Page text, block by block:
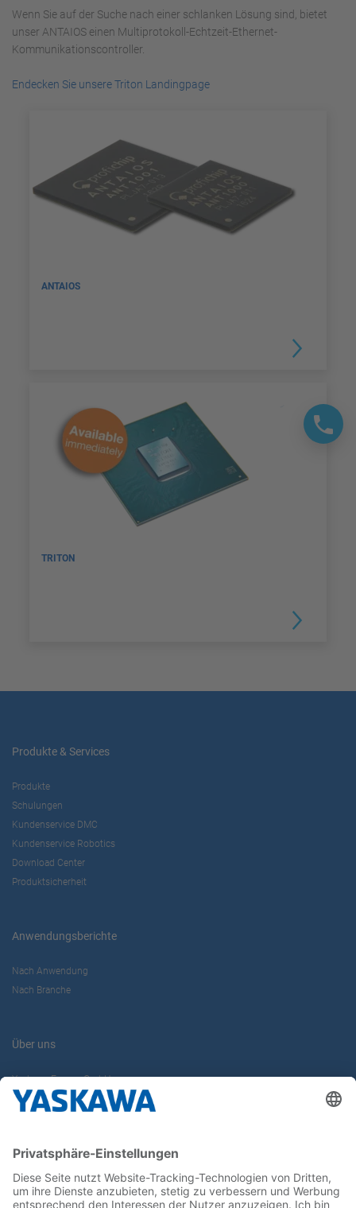
Wenn Sie auf der Suche nach einer schlanken Lösung sind, bietet
unser ANTAIOS einen Multiprotokoll-Echtzeit-Ethernet-
Kommunikationscontroller.
Endecken Sie unsere Triton Landingpage
ANTAIOS
TRITON
Produkte & Services
Produkte
Schulungen
Kundenservice DMC
Kundenservice Robotics
Download Center
Produktsicherheit
Anwendungsberichte
Nach Anwendung
Nach Branche
Über uns
Yaskawa Europe GmbH
Karriere
Newsletter